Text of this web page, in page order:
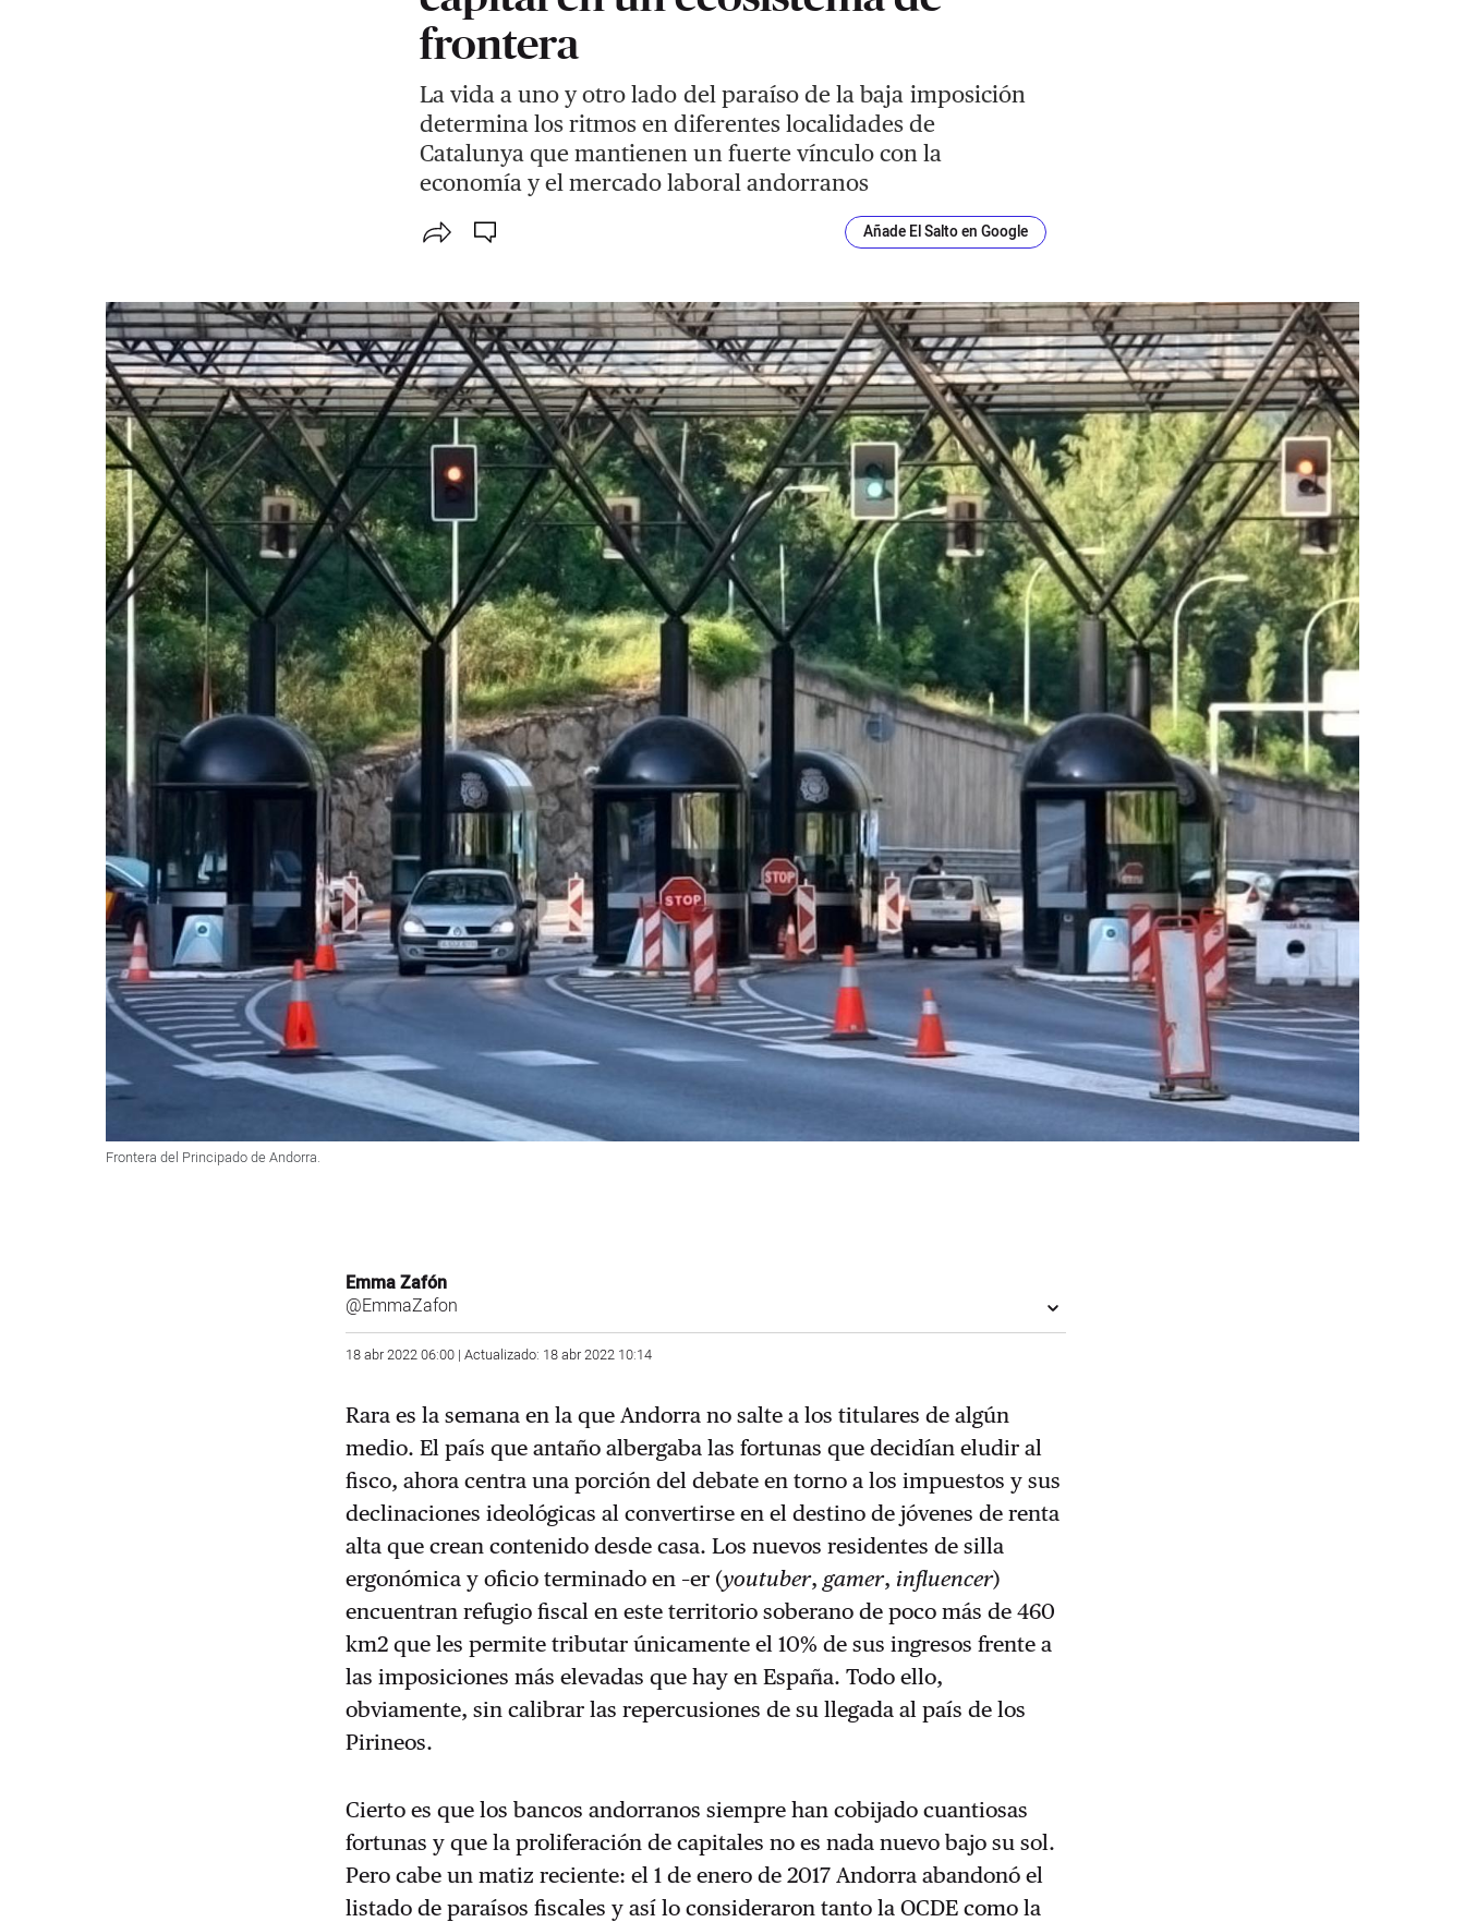
frontera
La vida a uno y otro lado del paraíso de la baja imposición
determina los ritmos en diferentes localidades de
Catalunya que mantienen un fuerte vínculo con la
economía y el mercado laboral andorranos
Añade El Salto en Google
Frontera del Principado de Andorra.
Emma Zafón
@EmmaZafon
18 abr 2022 06:00 | Actualizado: 18 abr 2022 10:14
Rara es la semana en la que Andorra no salte a los titulares de algún
medio. El país que antaño albergaba las fortunas que decidían eludir al
fisco, ahora centra una porción del debate en torno a los impuestos y sus
declinaciones ideológicas al convertirse en el destino de jóvenes de renta
alta que crean contenido desde casa. Los nuevos residentes de silla
ergonómica y oficio terminado en –er (youtuber, gamer, influencer)
encuentran refugio fiscal en este territorio soberano de poco más de 460
km2 que les permite tributar únicamente el 10% de sus ingresos frente a
las imposiciones más elevadas que hay en España. Todo ello,
obviamente, sin calibrar las repercusiones de su llegada al país de los
Pirineos.
Cierto es que los bancos andorranos siempre han cobijado cuantiosas
fortunas y que la proliferación de capitales no es nada nuevo bajo su sol.
Pero cabe un matiz reciente: el 1 de enero de 2017 Andorra abandonó el
listado de paraísos fiscales y así lo consideraron tanto la OCDE como la